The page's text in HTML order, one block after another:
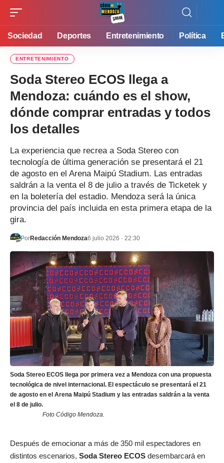
Sociedad Deportes Entretenimiento Política
ENTRETENIMIENTO
Soda Stereo ECOS llega a
Mendoza: cuándo es el show,
dónde comprar entradas y todos
los detalles
La experiencia que recrea a Soda Stereo con
tecnología de última generación se presentará el 21
de agosto en el Arena Maipú Stadium. Las entradas
saldrán a la venta el 8 de julio a través de Ticketek y
en la boletería del estadio. Mendoza será la única
provincia del país incluida en esta primera etapa de la
gira.
PorRedacción Mendoza6 julio 2026 · 22:30
Soda Stereo ECOS llega por primera vez a Mendoza con una propuesta
tecnológica de nivel internacional. El espectáculo se presentará el 21
de agosto en el Arena Maipú Stadium y las entradas saldrán a la venta
el 8 de julio.
Foto Código Mendoza.
Después de emocionar a más de 350 mil espectadores en
distintos escenarios, Soda Stereo ECOS desembarcará en